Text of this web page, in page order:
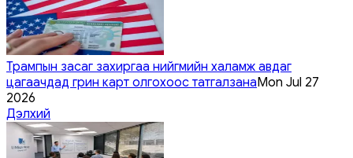
Трампын засаг захиргаа нийгмийн халамж авдаг
цагаачдад грин карт олгохоос татгалзанаMon Jul 27
2026
Дэлхий